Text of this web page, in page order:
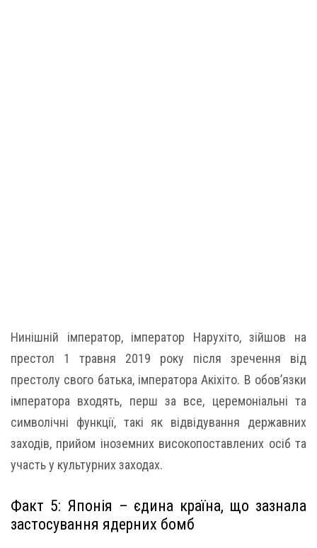
Нинішній імператор, імператор Нарухіто, зійшов на
престол 1 травня 2019 року після зречення від
престолу свого батька, імператора Акіхіто. В обов’язки
імператора входять, перш за все, церемоніальні та
символічні функції, такі як відвідування державних
заходів, прийом іноземних високопоставлених осіб та
участь у культурних заходах.
Факт 5: Японія – єдина країна, що зазнала
застосування ядерних бомб